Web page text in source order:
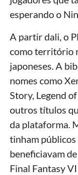
esperando o
A partir dali, o
como território
japoneses. A
nomes como
Story, Legend
outros títulos
da plataforma.
tinham
beneficiavam
Final Fantasy